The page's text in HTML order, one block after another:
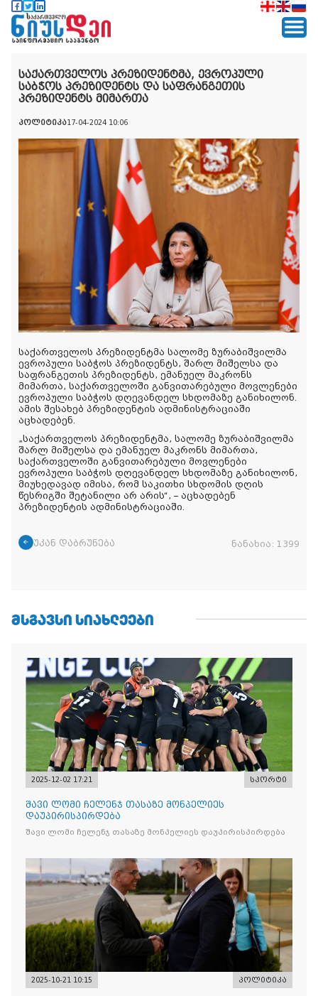
საქართველოს პრეზიდენტმა, ევროპული
საბჭოს პრეზიდენტს და საფრანგეთის
პრეზიდენტს მიმართა
პოლიტიკა17-04-2024 10:06
საქართველოს პრეზიდენტმა სალომე ზურაბიშვილმა
ევროპული საბჭოს პრეზიდენტს, შარლ მიშელსა და
საფრანგეთის პრეზიდენტს, ემანუელ მაკრონს
მიმართა, საქართველოში განვითარებული მოვლენები
ევროპული საბჭოს დღევანდელ სხდომაზე განიხილონ.
ამის შესახებ პრეზიდენტის ადმინისტრაციაში
აცხადებენ.
„საქართველოს პრეზიდენტმა, სალომე ზურაბიშვილმა
შარლ მიშელსა და ემანუელ მაკრონს მიმართა,
საქართველოში განვითარებული მოვლენები
ევროპული საბჭოს დღევანდელ სხდომაზე განიხილონ,
მიუხედავად იმისა, რომ საკითხი სხდომის დღის
წესრიგში შეტანილი არ არის“, – აცხადებენ
პრეზიდენტის ადმინისტრაციაში.
უკან დაბრუნება ნანახია: 1399
ᲛᲡᲒᲐᲕᲡᲘ ᲡᲘᲐᲮᲚᲔᲔᲑᲘ
2025-12-02 17:21 სპორტი
შავი ლომი ჩელენჯ თასაზე მონპელიეს
დაუპირისპირდება
შავი ლომი ჩელენჯ თასაზე მონპელიეს დაუპირისპირდება
2025-10-21 10:15 პოლიტიკა